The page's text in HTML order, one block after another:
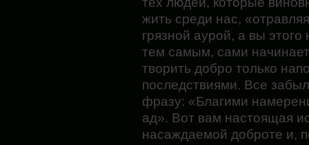
жить среди нас,
грязной аурой, а вы
тем самым, сами
творить добро только
последствиями. Все
фразу: «Благими
ад». Вот вам настоящая
насаждаемой доброте и,